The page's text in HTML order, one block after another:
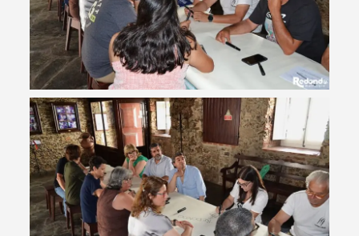
Termo de Pesquisa